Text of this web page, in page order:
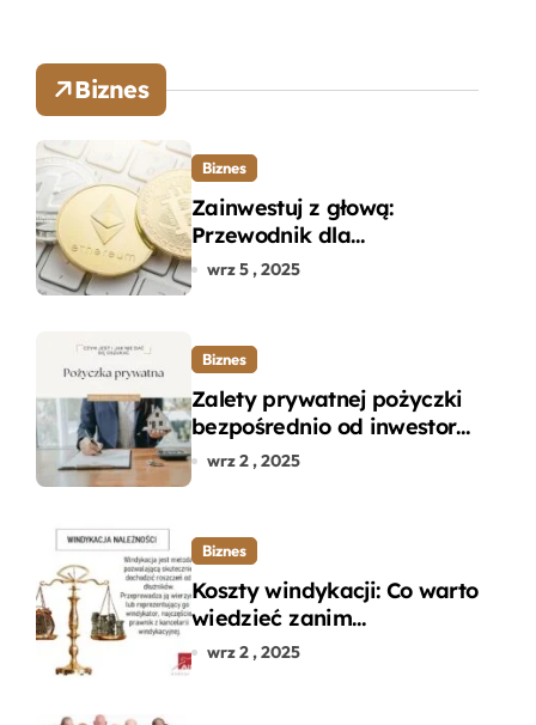
Biznes
Biznes
Zainwestuj z głową:
Przewodnik dla
początkujących w zakupie
wrz 5 , 2025
Biznes
Zalety prywatnej pożyczki
bezpośrednio od inwestora
– dlaczego warto?
wrz 2 , 2025
Biznes
Koszty windykacji: Co warto
wiedzieć zanim
zdecydujesz się na
wrz 2 , 2025